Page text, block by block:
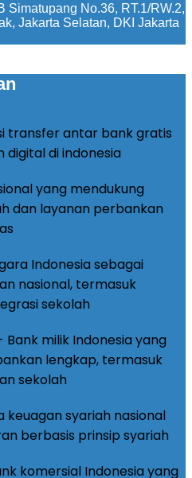
Simatupang No.36, RT.1/RW.2,
Jakarta Selatan, DKI Jakarta